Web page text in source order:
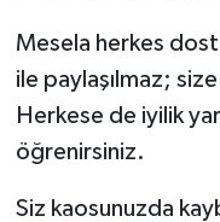
Mesela herkes
ile paylaşılmaz;
Herkese de iyilik
öğrenirsiniz.
Siz kaosunuzda